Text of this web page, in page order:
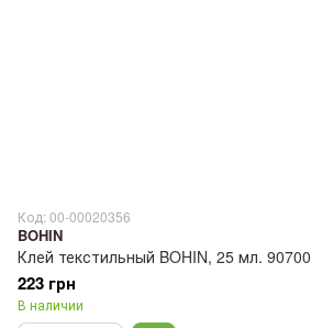
Код: 00-00020356
BOHIN
Клей текстильный BOHIN, 25 мл. 90700
223 грн
В наличии